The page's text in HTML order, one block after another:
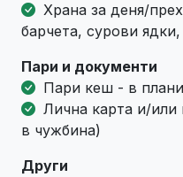
Храна за деня/
барчета, сурови
Пари и документи
Пари кеш - в
Лична карта и/или
в чужбина)
Други